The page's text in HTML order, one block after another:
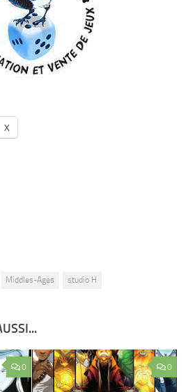
X
Middles-Ages studio H
0 0